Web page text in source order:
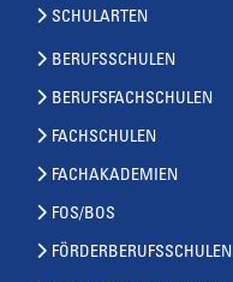
SCHULARTEN
BERUFSSCHULEN
BERUFSFACHSCHULEN
FACHSCHULEN
FACHAKADEMIEN
FOS/BOS
FÖRDERBERUFSSCHULEN